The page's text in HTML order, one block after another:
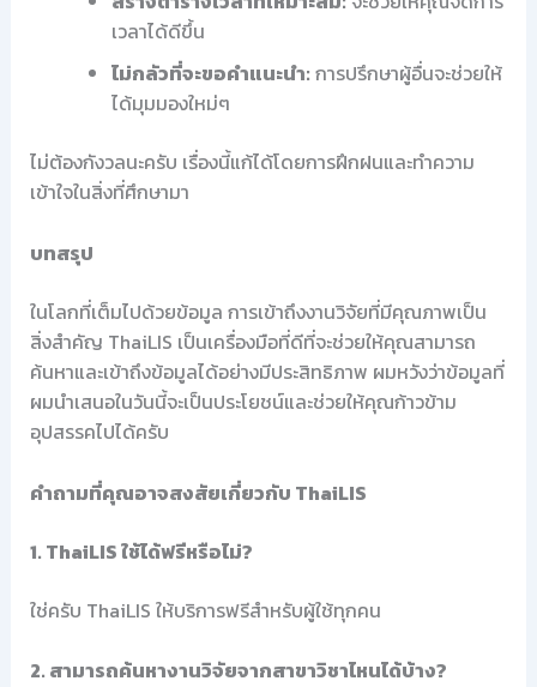
เวลาได้ดีขึ้น
ไม่กลัวที่จะขอคำแนะนำ: การปรึกษาผู้อื่นจะช่วยให้
ได้มุมมองใหม่ๆ
ไม่ต้องกังวลนะครับ เรื่องนี้แก้ได้โดยการฝึกฝนและทำความ
เข้าใจในสิ่งที่ศึกษามา
บทสรุป
ในโลกที่เต็มไปด้วยข้อมูล การเข้าถึงงานวิจัยที่มีคุณภาพเป็น
สิ่งสำคัญ ThaiLIS เป็นเครื่องมือที่ดีที่จะช่วยให้คุณสามารถ
ค้นหาและเข้าถึงข้อมูลได้อย่างมีประสิทธิภาพ ผมหวังว่าข้อมูลที่
ผมนำเสนอในวันนี้จะเป็นประโยชน์และช่วยให้คุณก้าวข้าม
อุปสรรคไปได้ครับ
คำถามที่คุณอาจสงสัยเกี่ยวกับ ThaiLIS
1. ThaiLIS ใช้ได้ฟรีหรือไม่?
ใช่ครับ ThaiLIS ให้บริการฟรีสำหรับผู้ใช้ทุกคน
2. สามารถค้นหางานวิจัยจากสาขาวิชาไหนได้บ้าง?